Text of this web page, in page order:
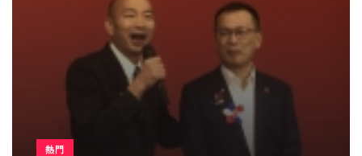
熱門